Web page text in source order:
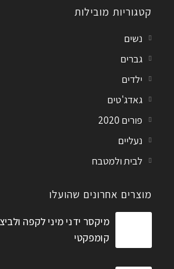
קטגוריות מובילות
נשים
גברים
ילדים
גאדג'טים
פורים 2020
נעליים
לבית ולמטבח
מוצרים אחרונים שהועלו
מיקסר ידני מיני לקפה
קומפקטי